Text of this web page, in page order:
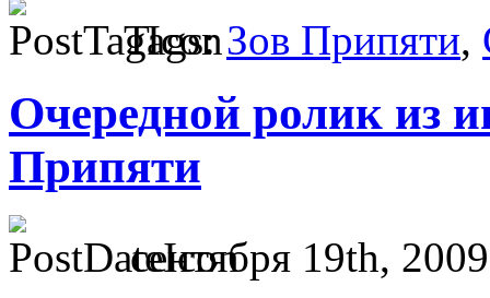
Tags:Зов Припяти,
Очередной ролик из
Припяти
сентября 19th,